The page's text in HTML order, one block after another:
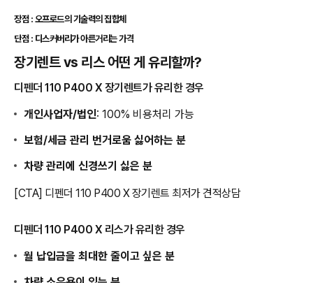
장점 : 오프로드의 기술력의 집합체
단점 : 디스커버리가 아른거리는 가격
장기렌트 vs 리스 어떤 게 유리할까?
디펜더 110 P400 X 장기렌트가 유리한 경우
개인사업자/법인: 100% 비용처리 가능
보험/세금 관리 번거로움 싫어하는 분
차량 관리에 신경쓰기 싫은 분
[CTA] 디펜더 110 P400 X 장기렌트 최저가 견적상담
디펜더 110 P400 X 리스가 유리한 경우
월 납입금을 최대한 줄이고 싶은 분